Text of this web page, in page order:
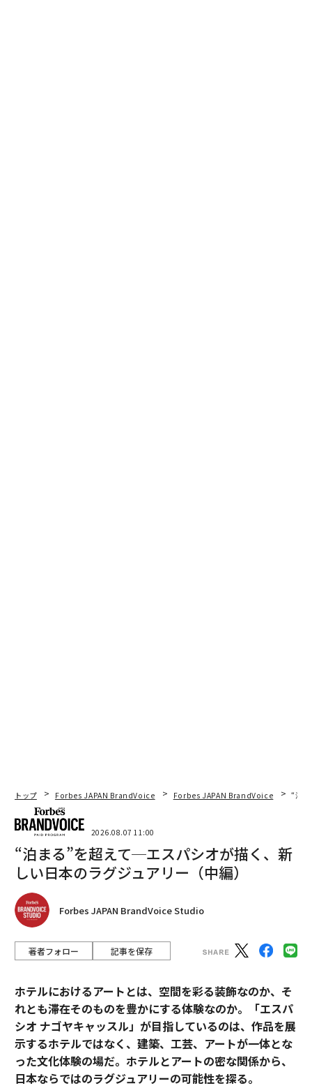
トップ Forbes JAPAN BrandVoice Forbes JAPAN BrandVoice “泊
2026.08.07 11:00
“泊まる”を超えて─エスパシオが描く、新
しい日本のラグジュアリー（中編）
Forbes JAPAN BrandVoice Studio
著者フォロー 記事を保存
ホテルにおけるアートとは、空間を彩る装飾なのか、そ
れとも滞在そのものを豊かにする体験なのか。「エスパ
シオ ナゴヤキャッスル」が目指しているのは、作品を展
示するホテルではなく、建築、工芸、アートが一体とな
った文化体験の場だ。ホテルとアートの密な関係から、
日本ならではのラグジュアリーの可能性を探る。